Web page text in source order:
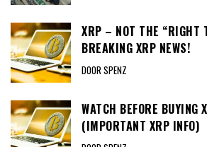
XRP – NOT THE “RIGHT
BREAKING XRP NEWS!
DOOR SPENZ
WATCH BEFORE BUYING
(IMPORTANT XRP INFO)